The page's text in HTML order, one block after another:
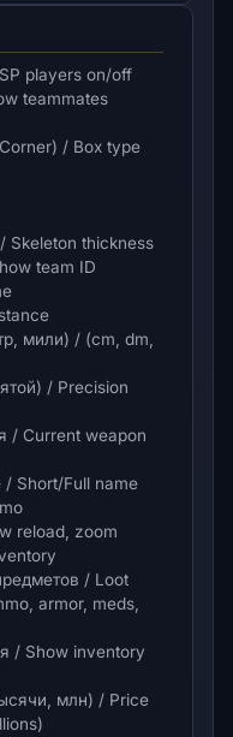
players on/off
teammates
/ Box type
Skeleton thickness
team ID
мили) / (cm, dm,
/ Precision
/ Current weapon
/ Short/Full name
reload, zoom
/ Loot
armor, meds,
/ Show inventory
млн) / Price